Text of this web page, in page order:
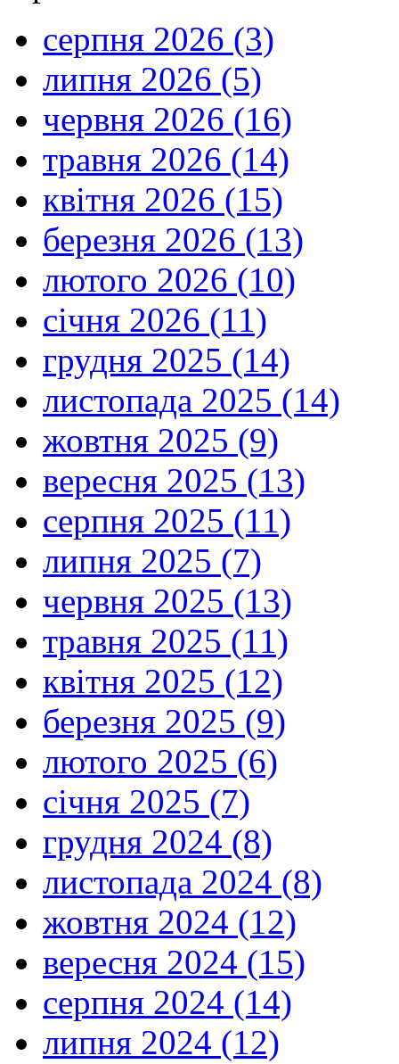
серпня 2026 (3)
липня 2026 (5)
червня 2026 (16)
травня 2026 (14)
квітня 2026 (15)
березня 2026 (13)
лютого 2026 (10)
січня 2026 (11)
грудня 2025 (14)
листопада 2025 (14)
жовтня 2025 (9)
вересня 2025 (13)
серпня 2025 (11)
липня 2025 (7)
червня 2025 (13)
травня 2025 (11)
квітня 2025 (12)
березня 2025 (9)
лютого 2025 (6)
січня 2025 (7)
грудня 2024 (8)
листопада 2024 (8)
жовтня 2024 (12)
вересня 2024 (15)
серпня 2024 (14)
липня 2024 (12)